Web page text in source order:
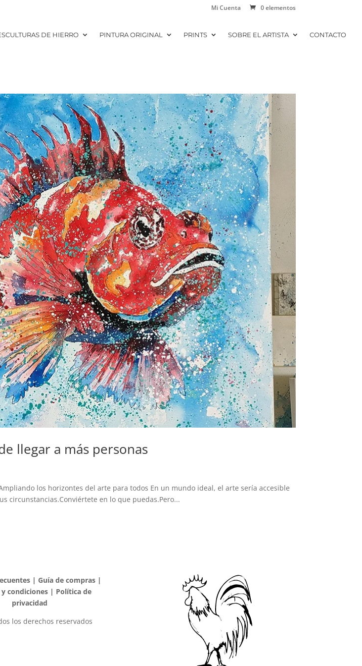
Mi Cuenta 0 elementos
DE HIERRO PINTURA ORIGINAL PRINTS SOBRE EL ARTISTA CONTACTO
llegar a más personas
los horizontes del arte para todos En un mundo ideal, el arte sería accesible
circunstancias.Conviértete en lo que puedas.Pero...
| Guía de compras |
condiciones | Política de
privacidad
los derechos reservados